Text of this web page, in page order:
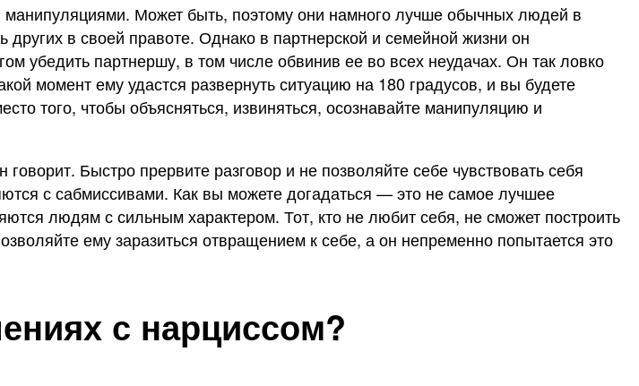
Может быть, поэтому они намного лучше обычных людей в
в своей правоте. Однако в партнерской и семейной жизни он
убедить партнершу, в том числе обвинив ее во всех неудачах. Он так ловко
момент ему удастся развернуть ситуацию на 180 градусов, и вы будете
того, чтобы объясняться, извиняться, осознавайте манипуляцию и
Быстро прервите разговор и не позволяйте себе чувствовать себя
с сабмиссивами. Как вы можете догадаться — это не самое лучшее
людям с сильным характером. Тот, кто не любит себя, не сможет построить
ему заразиться отвращением к себе, а он непременно попытается это
с нарциссом?